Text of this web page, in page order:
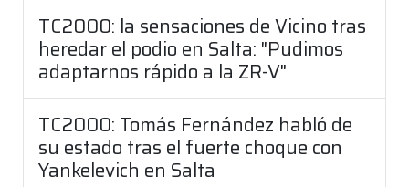
TC2000: la sensaciones de Vicino tras
heredar el podio en Salta: "Pudimos
adaptarnos rápido a la ZR-V"
TC2000: Tomás Fernández habló de
su estado tras el fuerte choque con
Yankelevich en Salta